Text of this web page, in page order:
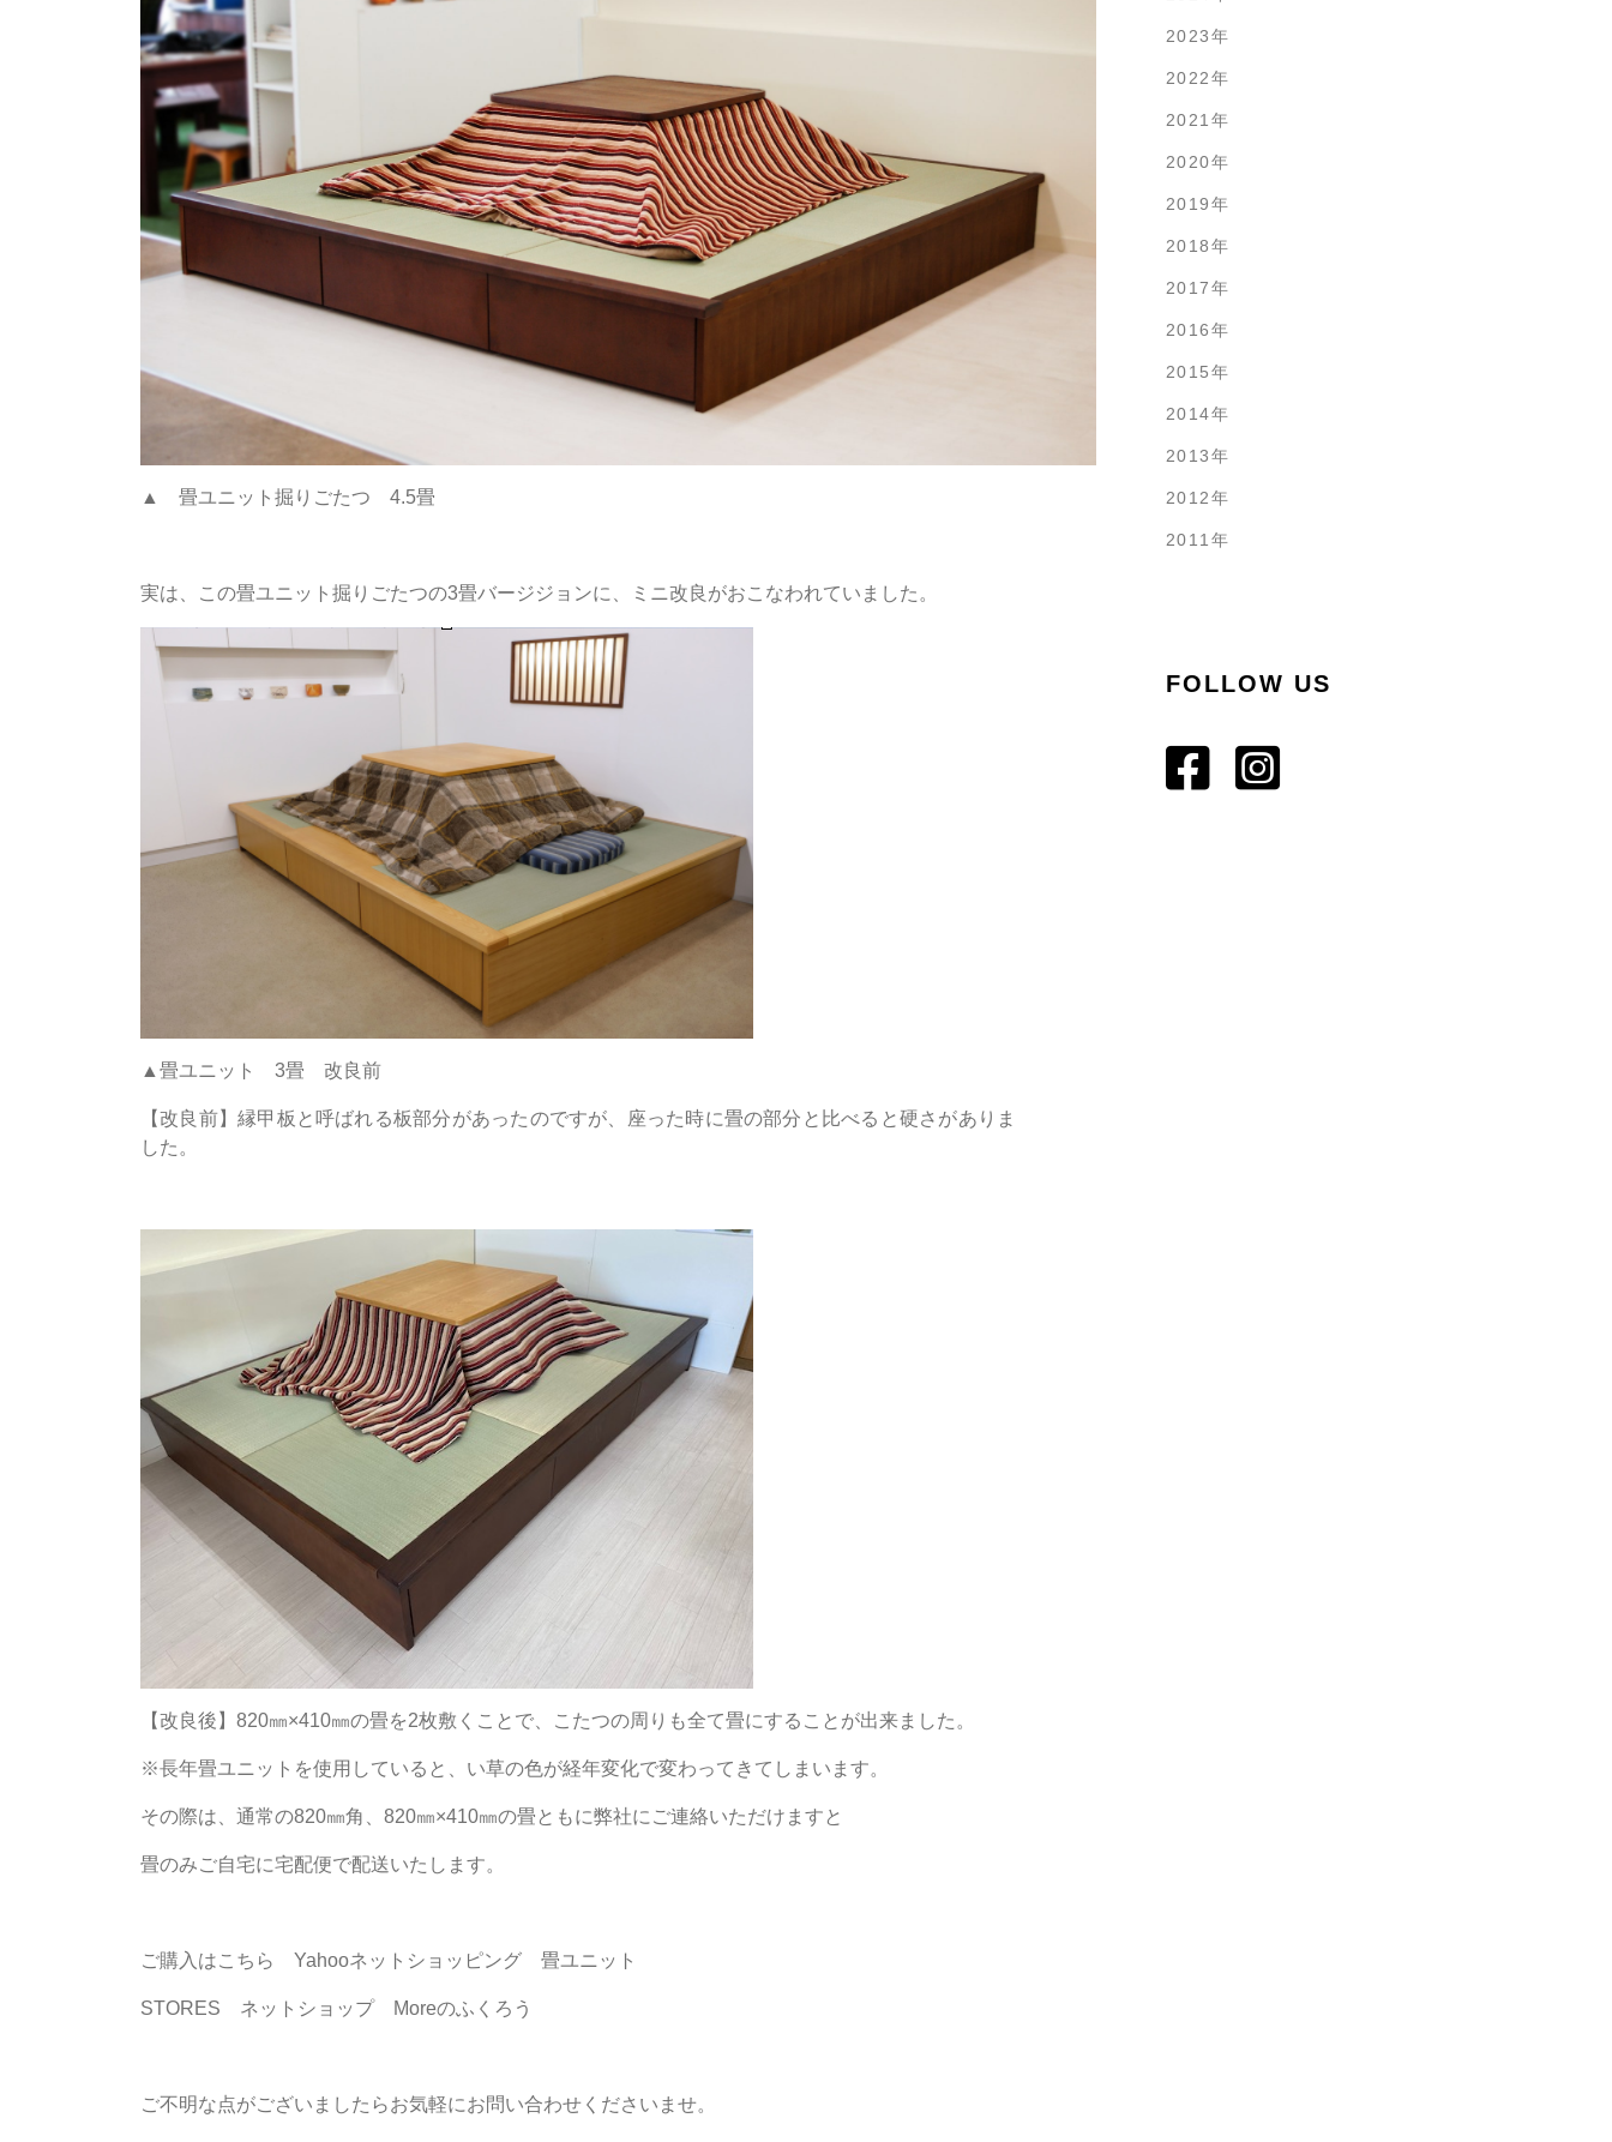
▲ 畳ユニット掘りごたつ 4.5畳
実は、この畳ユニット掘りごたつの3畳バージジョンに、ミニ改良がおこなわれていました。
▲畳ユニット 3畳 改良前
【改良前】縁甲板と呼ばれる板部分があったのですが、座った時に畳の部分と比べると硬さがありま
した。
【改良後】820㎜×410㎜の畳を2枚敷くことで、こたつの周りも全て畳にすることが出来ました。
※長年畳ユニットを使用していると、い草の色が経年変化で変わってきてしまいます。
その際は、通常の820㎜角、820㎜×410㎜の畳ともに弊社にご連絡いただけますと
畳のみご自宅に宅配便で配送いたします。
ご購入はこちら Yahooネットショッピング 畳ユニット
STORES ネットショップ Moreのふくろう
ご不明な点がございましたらお気軽にお問い合わせくださいませ。
2023年
2022年
2021年
2020年
2019年
2018年
2017年
2016年
2015年
2014年
2013年
2012年
2011年
FOLLOW US